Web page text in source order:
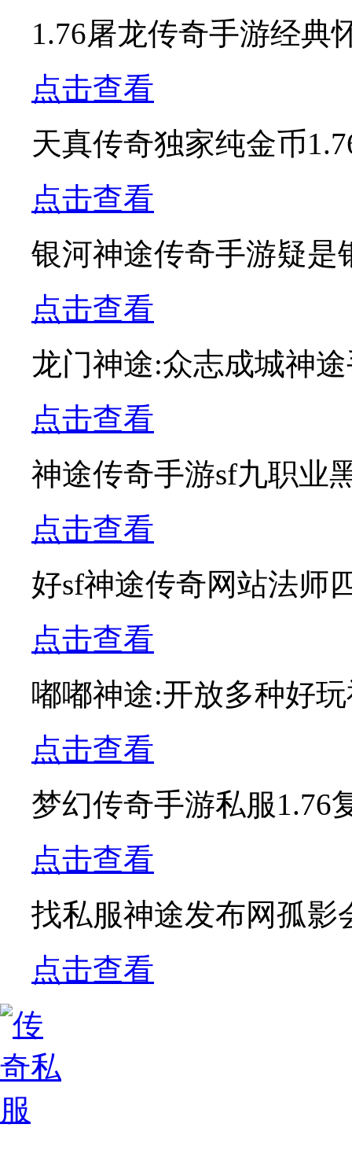
1.76屠龙传奇手游经典
点击查看
天真传奇独家纯金币
点击查看
银河神途传奇手游疑是
点击查看
龙门神途:众志成城神
点击查看
神途传奇手游sf九职业
点击查看
好sf神途传奇网站法师
点击查看
嘟嘟神途:开放多种好
点击查看
梦幻传奇手游私服1.76
点击查看
找私服神途发布网孤影
点击查看